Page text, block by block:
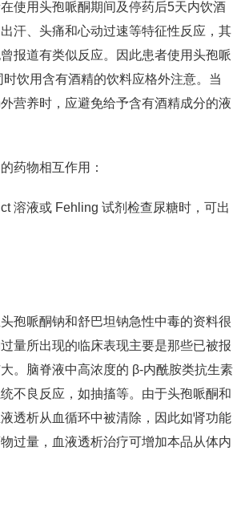
使用头孢哌酮期间及停药后5天内饮酒
汗、头痛和心动过速等特征性反应，其
报道有类似反应。因此患者使用头孢哌
饮用含有酒精的饮料应格外注意。当
营养时，应避免给予含有酒精成分的液
药物相互作用：
溶液或 Fehling 试剂检查尿糖时，可出
孢哌酮钠和舒巴坦钠急性中毒的资料很
量所出现的临床表现主要是那些已被报
。脑脊液中高浓度的 β-内酰胺类抗生素
不良反应，如抽搐等。由于头孢哌酮和
透析从血循环中被清除，因此如肾功能
过量，血液透析治疗可增加本品从体内